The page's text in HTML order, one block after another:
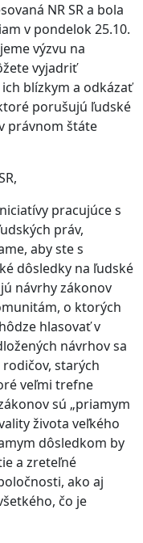
NR SR a bola
v pondelok 25.10.
výzvu na
vyjadriť
blízkym a odkázať
porušujú ľudské
právnom štáte
pracujúce s
práv,
aby ste s
dôsledky na ľudské
návrhy zákonov
o ktorých
hlasovať v
návrhov sa
starých
veľmi trefne
sú „priamym
života veľkého
dôsledkom by
a zreteľné
ako aj
čo je